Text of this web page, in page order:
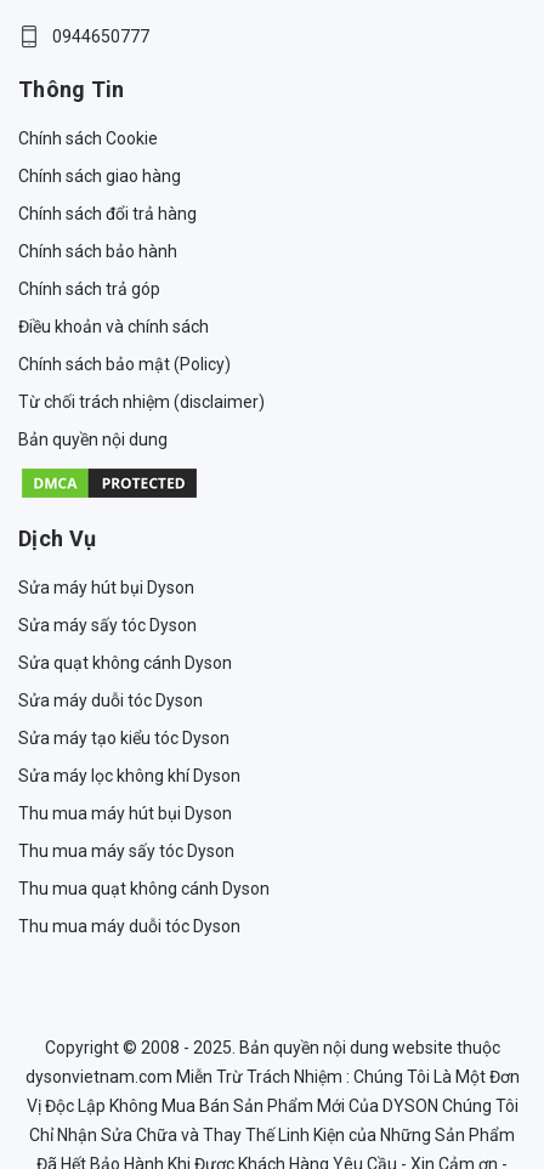
0944650777
Thông Tin
Chính sách Cookie
Chính sách giao hàng
Chính sách đổi trả hàng
Chính sách bảo hành
Chính sách trả góp
Điều khoản và chính sách
Chính sách bảo mật (Policy)
Từ chối trách nhiệm (disclaimer)
Bản quyền nội dung
Dịch Vụ
Sửa máy hút bụi Dyson
Sửa máy sấy tóc Dyson
Sửa quạt không cánh Dyson
Sửa máy duỗi tóc Dyson
Sửa máy tạo kiểu tóc Dyson
Sửa máy lọc không khí Dyson
Thu mua máy hút bụi Dyson
Thu mua máy sấy tóc Dyson
Thu mua quạt không cánh Dyson
Thu mua máy duỗi tóc Dyson
Copyright © 2008 - 2025. Bản quyền nội dung website thuộc
dysonvietnam.com Miễn Trừ Trách Nhiệm : Chúng Tôi Là Một Đơn
Vị Độc Lập Không Mua Bán Sản Phẩm Mới Của DYSON Chúng Tôi
Chỉ Nhận Sửa Chữa và Thay Thế Linh Kiện của Những Sản Phẩm
Đã Hết Bảo Hành Khi Được Khách Hàng Yêu Cầu - Xin Cảm ơn -